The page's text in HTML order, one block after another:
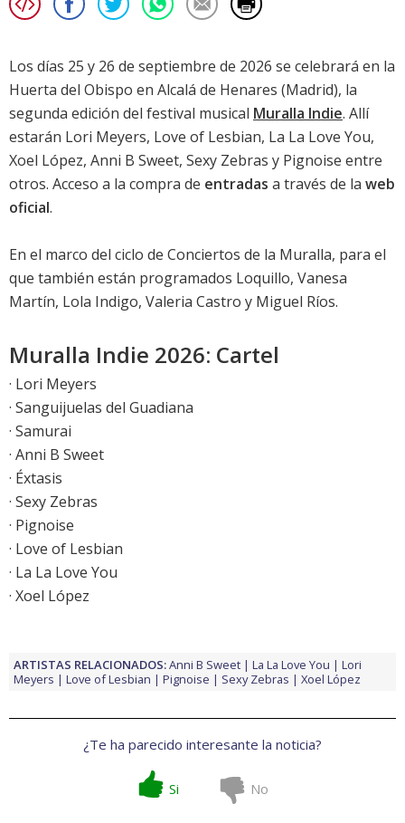
Los días 25 y 26 de septiembre de 2026 se celebrará en la
Huerta del Obispo en Alcalá de Henares (Madrid), la
segunda edición del festival musical Muralla Indie. Allí
estarán Lori Meyers, Love of Lesbian, La La Love You,
Xoel López, Anni B Sweet, Sexy Zebras y Pignoise entre
otros. Acceso a la compra de entradas a través de la web
oficial.
En el marco del ciclo de Conciertos de la Muralla, para el
que también están programados Loquillo, Vanesa
Martín, Lola Indigo, Valeria Castro y Miguel Ríos.
Muralla Indie 2026: Cartel
· Lori Meyers
· Sanguijuelas del Guadiana
· Samurai
· Anni B Sweet
· Éxtasis
· Sexy Zebras
· Pignoise
· Love of Lesbian
· La La Love You
· Xoel López
ARTISTAS RELACIONADOS:Anni B Sweet La La Love You
Lori
Meyers
Love of Lesbian Pignoise Sexy Zebras Xoel López
¿Te ha parecido interesante la noticia?
Si No